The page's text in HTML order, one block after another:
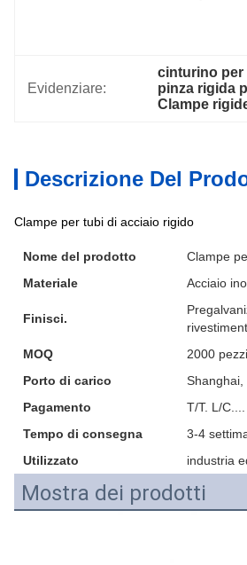
Evidenziare:
cinturino
pinza rigida
Clampe
Descrizione Del
Clampe per tubi di acciaio rigido
Nome del prodotto
Clampe
Materiale
Acciaio
Finisci.
MOQ
2000 pezzi
Porto di carico
Shanghai,
Pagamento
T/T. L/C....
Tempo di consegna
3-4
Utilizzato
industria
Mostra dei prodotti